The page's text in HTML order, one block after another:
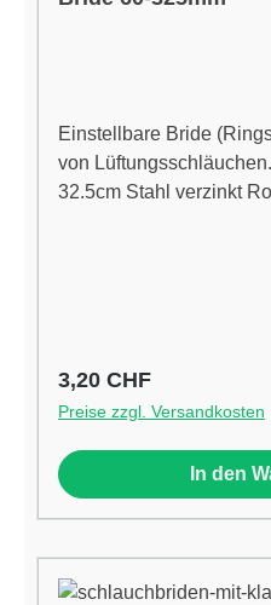
Einstellbare Bride
von Lüftungsschläuchen. Einstellbar von 6cm bis
32.5cm Stahl verzinkt
Regulärer Preis:
3,20 CHF
Preise zzgl. Versandkosten
In den